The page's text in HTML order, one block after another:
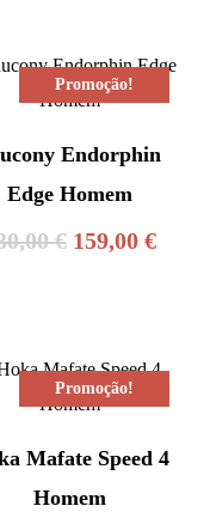
Promoção!
Endorphin
Edge Homem
€ O
era:
230,00 €.
159,00 €O
é:
Promoção!
Mafate Speed ​​​​4
Homem